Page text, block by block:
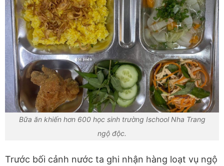
Bữa ăn khiến hơn 600 học sinh trường Ischool Nha Trang
ngộ độc.
Trước bối cảnh nước ta ghi nhận hàng loạt vụ ngộ